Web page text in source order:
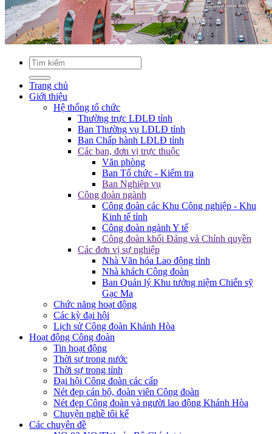
Trang chủ
Giới thiệu
Hệ thống tổ chức
Thường trực LĐLĐ tỉnh
Ban Thường vụ LĐLĐ tỉnh
Ban Chấp hành LĐLĐ tỉnh
Các ban, đơn vị trực thuộc
Văn phòng
Ban Tổ chức - Kiểm tra
Ban Nghiệp vụ
Công đoàn ngành
Công đoàn các Khu Công nghiệp - Khu
Kinh tế tỉnh
Công đoàn ngành Y tế
Công đoàn khối Đảng và Chính quyền
Các đơn vị sự nghiệp
Nhà Văn hóa Lao động tỉnh
Nhà khách Công đoàn
Ban Quản lý Khu tưởng niệm Chiến sỹ
Gạc Ma
Chức năng hoạt động
Các kỳ đại hội
Lịch sử Công đoàn Khánh Hòa
Hoạt động Công đoàn
Tin hoạt động
Thời sự trong nước
Thời sự trong tỉnh
Đại hội Công đoàn các cấp
Nét đẹp cán bộ, đoàn viên Công đoàn
Nét đẹp Công đoàn và người lao động Khánh Hòa
Chuyện nghề tôi kể
Các chuyên đề